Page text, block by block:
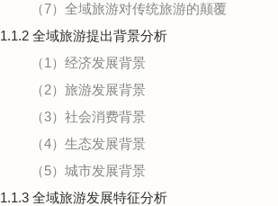
（7）全域旅游对传统旅游的颠覆
1.1.2 全域旅游提出背景分析
（1）经济发展背景
（2）旅游发展背景
（3）社会消费背景
（4）生态发展背景
（5）城市发展背景
1.1.3 全域旅游发展特征分析